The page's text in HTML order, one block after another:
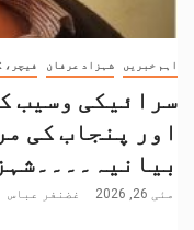
اہم خبریں شہزاد عرفان فیچر،
سرائیکی وسیب
اور پنجاب کی
مئی 26, 2026 غضنفر عباس